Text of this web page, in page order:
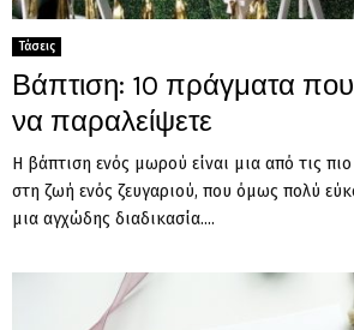
Τάσεις
Βάπτιση: 10 πράγματα
να παραλείψετε
Η βάπτιση ενός μωρού είναι μια από τις
στη ζωή ενός ζευγαριού, που όμως πολύ
μια αγχώδης διαδικασία....